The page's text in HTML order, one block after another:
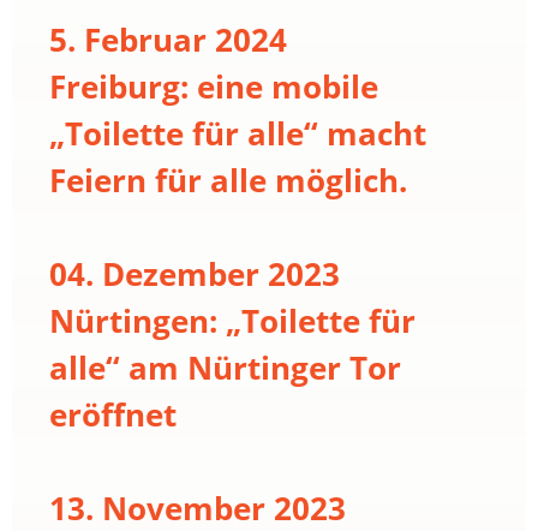
5. Februar 2024
Freiburg: eine mobile
„Toilette für alle“ macht
Feiern für alle möglich.
04. Dezember 2023
Nürtingen: „Toilette für
alle“ am Nürtinger Tor
eröffnet
13. November 2023